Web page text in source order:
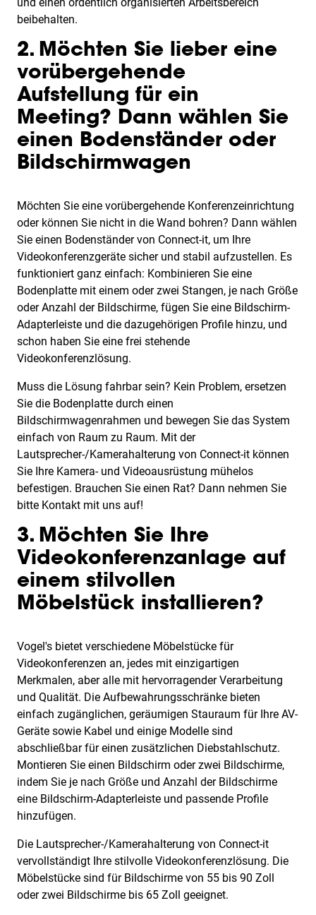
beibehalten.
2. Möchten Sie lieber eine
vorübergehende
Aufstellung für ein
Meeting? Dann wählen Sie
einen Bodenständer oder
Bildschirmwagen
Möchten Sie eine vorübergehende Konferenzeinrichtung
oder können Sie nicht in die Wand bohren? Dann wählen
Sie einen Bodenständer von Connect-it, um Ihre
Videokonferenzgeräte sicher und stabil aufzustellen. Es
funktioniert ganz einfach: Kombinieren Sie eine
Bodenplatte mit einem oder zwei Stangen, je nach Größe
oder Anzahl der Bildschirme, fügen Sie eine Bildschirm-
Adapterleiste und die dazugehörigen Profile hinzu, und
schon haben Sie eine frei stehende
Videokonferenzlösung.
Muss die Lösung fahrbar sein? Kein Problem, ersetzen
Sie die Bodenplatte durch einen
Bildschirmwagenrahmen und bewegen Sie das System
einfach von Raum zu Raum. Mit der
Lautsprecher-/Kamerahalterung von Connect-it können
Sie Ihre Kamera- und Videoausrüstung mühelos
befestigen. Brauchen Sie einen Rat? Dann nehmen Sie
bitte Kontakt mit uns auf!
3. Möchten Sie Ihre
Videokonferenzanlage auf
einem stilvollen
Möbelstück installieren?
Vogel's bietet verschiedene Möbelstücke für
Videokonferenzen an, jedes mit einzigartigen
Merkmalen, aber alle mit hervorragender Verarbeitung
und Qualität. Die Aufbewahrungsschränke bieten
einfach zugänglichen, geräumigen Stauraum für Ihre AV-
Geräte sowie Kabel und einige Modelle sind
abschließbar für einen zusätzlichen Diebstahlschutz.
Montieren Sie einen Bildschirm oder zwei Bildschirme,
indem Sie je nach Größe und Anzahl der Bildschirme
eine Bildschirm-Adapterleiste und passende Profile
hinzufügen.
Die Lautsprecher-/Kamerahalterung von Connect-it
vervollständigt Ihre stilvolle Videokonferenzlösung. Die
Möbelstücke sind für Bildschirme von 55 bis 90 Zoll
oder zwei Bildschirme bis 65 Zoll geeignet.